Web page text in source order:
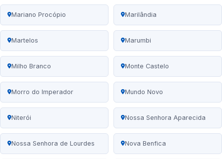
Mariano Procópio Marilândia
Martelos Marumbi
Milho Branco Monte Castelo
Morro do Imperador Mundo Novo
Niterói Nossa Senhora Aparecida
Nossa Senhora de Lourdes Nova Benfica